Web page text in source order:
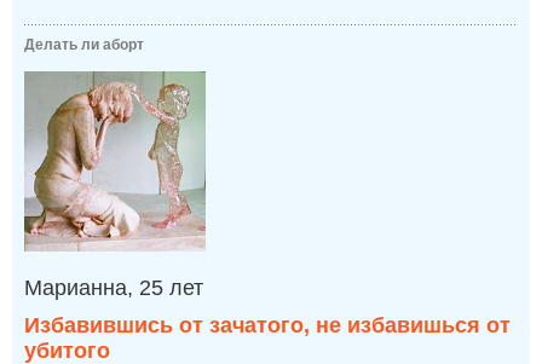
Делать ли аборт
Марианна, 25 лет
Избавившись от зачатого, не избавишься от
убитого